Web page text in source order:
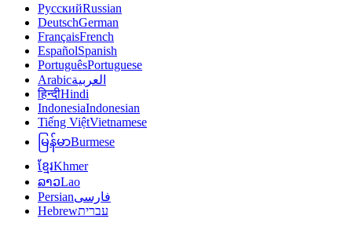
РусскийRussian
DeutschGerman
FrançaisFrench
EspañolSpanish
PortuguêsPortuguese
العربيةArabic
हिन्दीHindi
IndonesiaIndonesian
Tiếng ViệtVietnamese
မြန်မာBurmese
ខ្មែរKhmer
ລາວLao
فارسیPersian
עבריתHebrew